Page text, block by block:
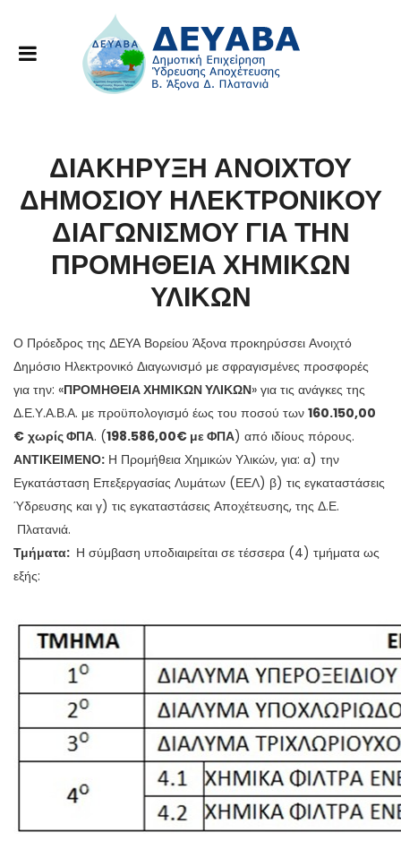
ΔΙΑΚΗΡΥΞΗ ΑΝΟΙΧΤΟΥ
ΔΗΜΟΣΙΟΥ ΗΛΕΚΤΡΟΝΙΚΟΥ
ΔΙΑΓΩΝΙΣΜΟΥ ΓΙΑ ΤΗΝ
ΠΡΟΜΗΘΕΙΑ ΧΗΜΙΚΩΝ
ΥΛΙΚΩΝ
Ο Πρόεδρος της ΔΕΥΑ Βορείου Άξονα προκηρύσσει Ανοιχτό
Δημόσιο Ηλεκτρονικό Διαγωνισμό με σφραγισμένες προσφορές
για την: «ΠΡΟΜΗΘΕΙΑ ΧΗΜΙΚΩΝ ΥΛΙΚΩΝ» για τις ανάγκες της
Δ.Ε.Υ.Α.Β.Α. με προϋπολογισμό έως του ποσού των 160.150,00
€ χωρίς ΦΠΑ. (198.586,00€ με ΦΠΑ) από ιδίους πόρους.
ΑΝΤΙΚΕΙΜΕΝΟ: Η Προμήθεια Χημικών Υλικών, για: α) την
Εγκατάσταση Επεξεργασίας Λυμάτων (ΕΕΛ) β) τις εγκαταστάσεις
Ύδρευσης και γ) τις εγκαταστάσεις Αποχέτευσης, της Δ.Ε.
Πλατανιά.
Τμήματα: Η σύμβαση υποδιαιρείται σε τέσσερα (4) τμήματα ως
εξής: